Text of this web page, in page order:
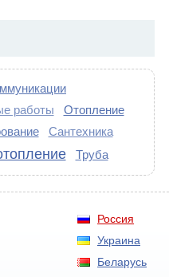
работы
Отопление
Сантехника
Труба
Россия
Украина
Беларусь